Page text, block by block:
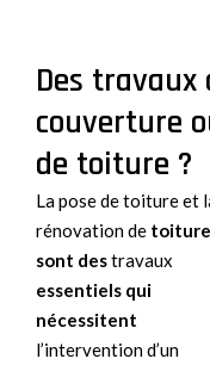
Des travaux
couverture
de toiture ?
La pose de toiture et
rénovation de toiture
sont destravaux
essentiels qui
nécessitent
l’intervention d’un